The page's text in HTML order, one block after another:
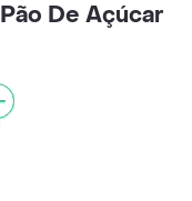
De Açúcar